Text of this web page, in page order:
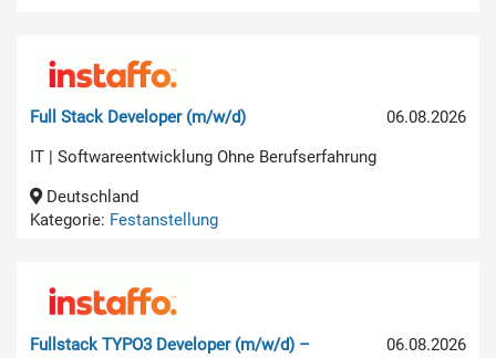
06.08.2026
Full Stack Developer (m/w/d)
IT | Softwareentwicklung Ohne Berufserfahrung
Deutschland
Kategorie: Festanstellung
06.08.2026
Fullstack TYPO3 Developer (m/w/d) –